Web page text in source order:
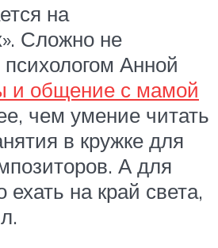
на
Сложно не
психологом Анной
и общение с мамой
чем умение читать
в кружке для
А для
ехать на край света,